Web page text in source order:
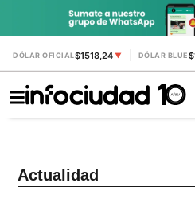
DÓLAR OFICIAL$1518,24 ▼ DÓLAR BLUE
Actualidad